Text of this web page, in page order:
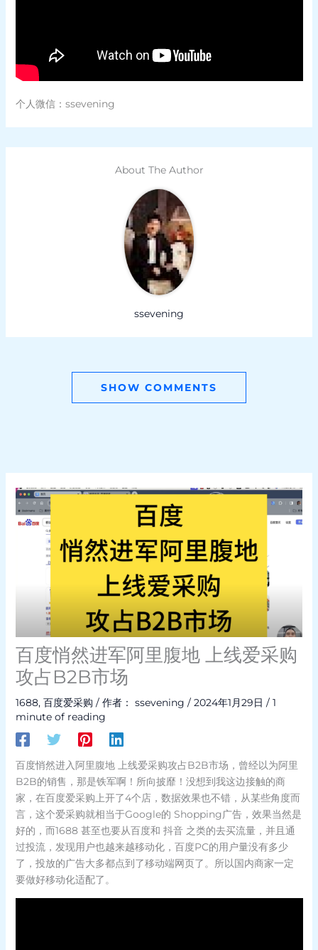
个人微信：ssevening
About The Author
ssevening
SHOW COMMENTS
百度悄然进军阿里腹地 上线爱采购
攻占B2B市场
1688, 百度爱采购 / 作者： ssevening / 2024年1月29日 / 1
minute of reading
百度悄然进入阿里腹地 上线爱采购攻占B2B市场，曾经以为阿里
B2B的销售，那是铁军啊！所向披靡！没想到我这边接触的商
家，在百度爱采购上开了4个店，数据效果也不错，从某些角度而
言，这个爱采购就相当于Google的 Shopping广告，效果当然是
好的，而1688 甚至也要从百度和 抖音 之类的去买流量，并且通
过投流，发现用户也越来越移动化，百度PC的用户量没有多少
了，投放的广告大多都点到了移动端网页了。所以国内商家一定
要做好移动化适配了。